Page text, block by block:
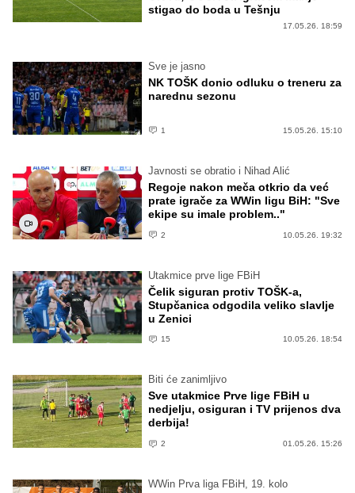
stigao do boda u Tešnju
17.05.26. 18:59
Sve je jasno
NK TOŠK donio odluku o treneru za
narednu sezonu
1 15.05.26. 15:10
Javnosti se obratio i Nihad Alić
Regoje nakon meča otkrio da već
prate igrače za WWin ligu BiH: "Sve
ekipe su imale problem.."
2 10.05.26. 19:32
Utakmice prve lige FBiH
Čelik siguran protiv TOŠK-a,
Stupčanica odgodila veliko slavlje
u Zenici
15 10.05.26. 18:54
Biti će zanimljivo
Sve utakmice Prve lige FBiH u
nedjelju, osiguran i TV prijenos dva
derbija!
2 01.05.26. 15:26
WWin Prva liga FBiH, 19. kolo